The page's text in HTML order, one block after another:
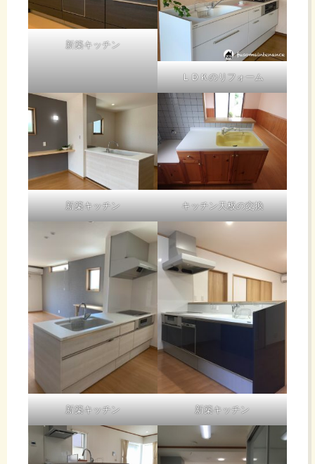
新築キッチン
ＬＤＫのリフォーム
新築キッチン キッチン天板の交換
新築キッチン 新築キッチン